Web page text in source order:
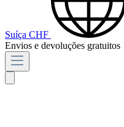
Suíça CHF
Envios e devoluções gratuitos